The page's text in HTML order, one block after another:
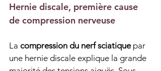
Hernie discale, première cause
de compression nerveuse
La compression du nerf sciatique par
une hernie discale explique la grande